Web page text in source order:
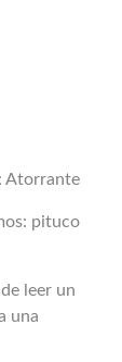
Atorrante
pituco
leer un
una